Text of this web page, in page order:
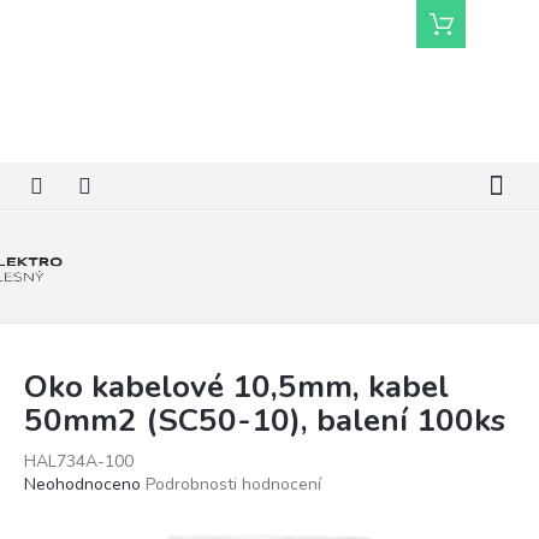
Nákupní
košík
Oko kabelové 10,5mm, kabel
50mm2 (SC50-10), balení 100ks
HAL734A-100
Průměrné
Neohodnoceno Podrobnosti hodnocení